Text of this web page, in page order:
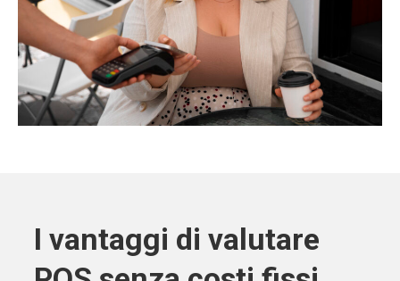
I vantaggi di valutare